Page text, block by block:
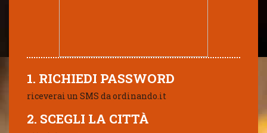
1. RICHIEDI PASSWORD
riceverai un SMS da ordinando.it
2. SCEGLI LA CITTÀ